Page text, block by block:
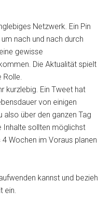
Netzwerk. Ein Pin
nach und nach durch
gewisse
Die Aktualität spielt
kurzlebig. Ein Tweet hat
von einigen
also über den ganzen Tag
Inhalte sollten möglichst
Wochen im Voraus planen
kannst und bezieh
ein.